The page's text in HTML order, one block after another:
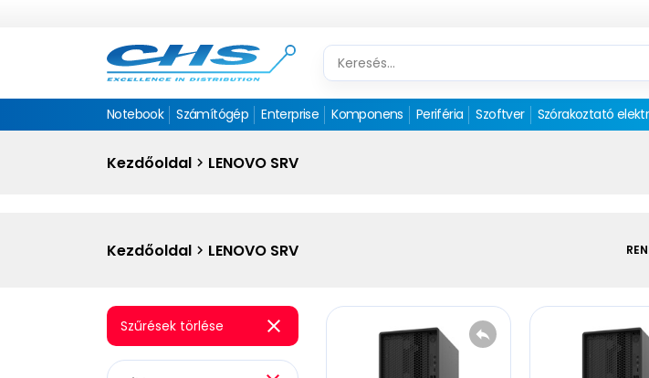
Notebook Számítógép Enterprise Komponens Periféria Szoftver Szórakoztató
Kezdőoldal LENOVO SRV
Kezdőoldal LENOVO SRV
Szűrések törlése